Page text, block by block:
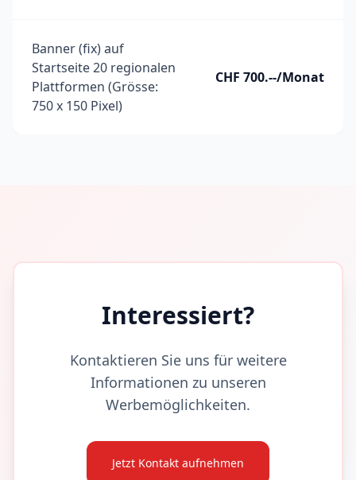
Banner (fix) auf
Startseite 20 regionalen
Plattformen (Grösse:
750 x 150 Pixel)
CHF 700.--/Monat
Interessiert?
Kontaktieren Sie uns für weitere
Informationen zu unseren
Werbemöglichkeiten.
Jetzt Kontakt aufnehmen